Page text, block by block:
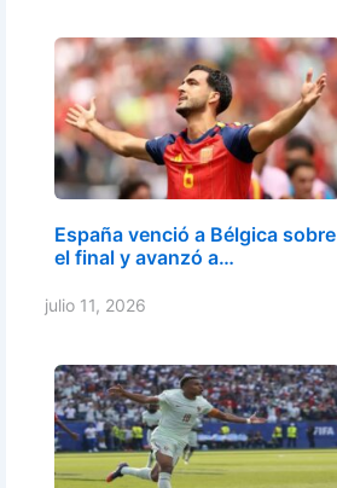
España venció a Bélgica sobre
el final y avanzó a…
julio 11, 2026